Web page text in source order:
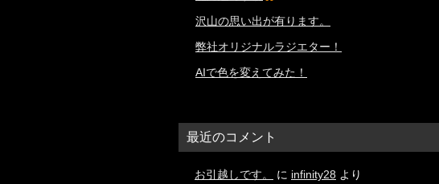
沢山の思い出が有ります。
弊社オリジナルラジエター！
AIで色を変えてみた！
最近のコメント
お引越しです。 に infinity28 より